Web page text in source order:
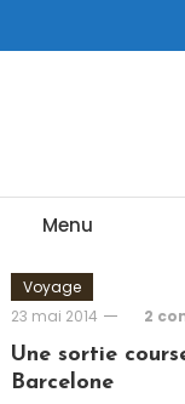
To
Menu
Voyage
23 mai 2014
2
Une sortie
Barcelone